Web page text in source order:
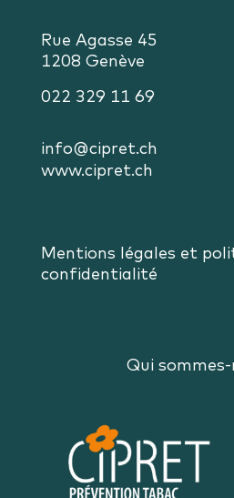
Rue Agasse 45
1208 Genève
022 329 11 69
info@cipret.ch
www.cipret.ch
Mentions légales et
confidentialité
Qui sommes-